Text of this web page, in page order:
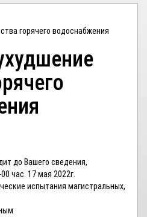
горячего водоснабжения
до Вашего сведения,
час. 17 мая 2022г.
испытания магистральных,